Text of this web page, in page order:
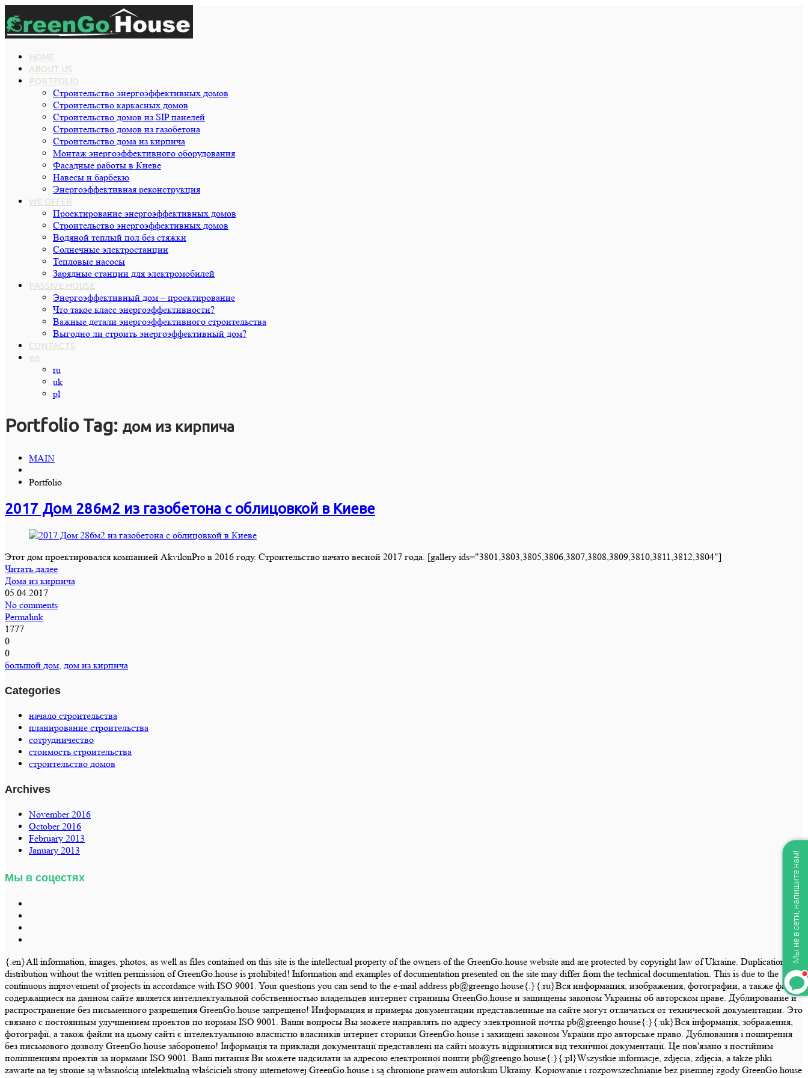
HOME
ABOUT US
PORTFOLIO
Строительство энергоэффективных домов
Строительство каркасных домов
Строительство домов из SIP панелей
Строительство домов из газобетона
Строительство дома из кирпича
Монтаж энергоэффективного оборудования
Фасадные работы в Киеве
Навесы и барбекю
Энергоэффективная реконструкция
WE OFFER
Проектирование энергоэффективных домов
Строительство энергоэффективных домов
Водяной теплый пол без стяжки
Cолнечные электростанции
Тепловые насосы
Зарядные станции для электромобилей
PASSIVE HOUSE
Энергоэффективный дом – проектирование
Что такое класс энергоэффективности?
Важные детали энергоэффективного строительства
Выгодно ли строить энергоэффективный дом?
CONTACTS
en
ru
uk
pl
Portfolio Tag: дом из кирпича
MAIN
Portfolio
2017 Дом 286м2 из газобетона с облицовкой в Киеве
Этот дом проектировался компанией AkvilonPro в 2016 году. Строительство начато весной 2017 года. [gallery ids="3801,3803,3805,3806,3807,3808,3809,3810,3811,3812,3804"]
Читать далее
Дома из кирпича
05.04.2017
No comments
Permalink
1777
0
0
большой дом дом из кирпича
Categories
начало строительства
планирование строительства
сотрудничество
стоимость строительства
строительство домов
Archives
November 2016
October 2016
February 2013
January 2013
Мы в соцестях
{:en}All information, images, photos, as well as files contained on this site is the intellectual property of the owners of the GreenGo.house website and are protected by copyright law of Ukraine. Duplication and
distribution without the written permission of GreenGo.house is prohibited! Information and examples of documentation presented on the site may differ from the technical documentation. This is due to the
continuous improvement of projects in accordance with ISO 9001. Your questions you can send to the e-mail address pb@greengo.house{:}{:ru}Вся информация, изображения, фотографии, а также файлы
содержащиеся на данном сайте является интеллектуальной собственностью владельцев интернет страницы GreenGo.house и защищены законом Украины об авторском праве. Дублирование и
распространение без письменного разрешения GreenGo.house запрещено! Информация и примеры документации представленные на сайте могут отличаться от технической документации. Это
связано с постоянным улучшением проектов по нормам ISO 9001. Ваши вопросы Вы можете направлять по адресу электронной почты pb@greengo.house{:}{:uk}Вся інформація, зображення,
фотографії, а також файли на цьому сайті є інтелектуальною власністю власників інтернет сторінки GreenGo.house і захищені законом України про авторське право. Дублювання і поширення
без письмового дозволу GreenGo.house заборонено! Інформація та приклади документації представлені на сайті можуть відрізнятися від технічної документації. Це пов'язано з постійним
поліпшенням проектів за нормами ISO 9001. Ваші питання Ви можете надсилати за адресою електронної пошти pb@greengo.house{:}{:pl}Wszystkie informacje, zdjęcia, zdjęcia, a także pliki
zawarte na tej stronie są własnością intelektualną właścicieli strony internetowej GreenGo.house i są chronione prawem autorskim Ukrainy. Kopiowanie i rozpowszechnianie bez pisemnej zgody GreenGo.house
Мы не в сети, напишите нам!